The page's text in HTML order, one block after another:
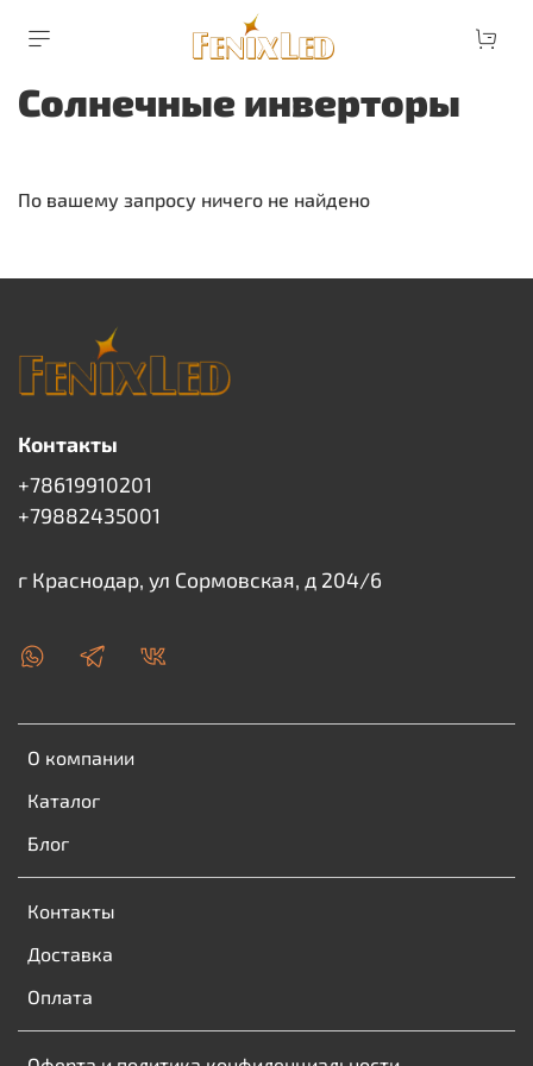
Солнечные инверторы
По вашему запросу ничего не найдено
О компании
Каталог
Блог
Контакты
Доставка
Оплата
Контакты
+78619910201
+79882435001
г Краснодар, ул Сормовская, д 204/6